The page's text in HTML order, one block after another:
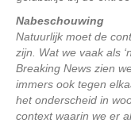
Nabeschouwing
Natuurlijk moet de
zijn. Wat we vaak als
Breaking News zien
immers ook tegen
het onderscheid in
context waarin we er